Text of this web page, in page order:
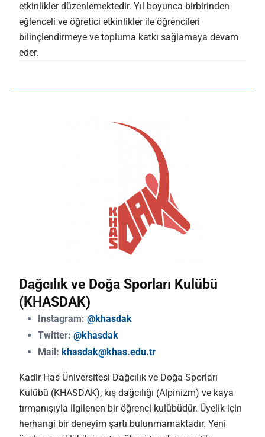
etkinlikler düzenlemektedir. Yıl boyunca birbirinden
eğlenceli ve öğretici etkinlikler ile öğrencileri
bilinçlendirmeye ve topluma katkı sağlamaya devam
eder.
Dağcılık ve Doğa Sporları Kulübü
(KHASDAK)
Instagram: @khasdak
Twitter: @khasdak
Mail: khasdak@khas.edu.tr
Kadir Has Üniversitesi Dağcılık ve Doğa Sporları
Kulübü (KHASDAK), kış dağcılığı (Alpinizm) ve kaya
tırmanışıyla ilgilenen bir öğrenci kulübüdür. Üyelik için
herhangi bir deneyim şartı bulunmamaktadır. Yeni